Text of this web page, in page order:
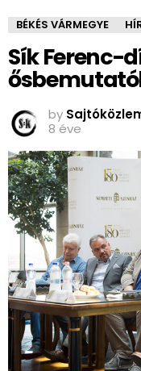
BÉKÉS VÁRMEGYE
Sík Ferenc-
by
8 éve